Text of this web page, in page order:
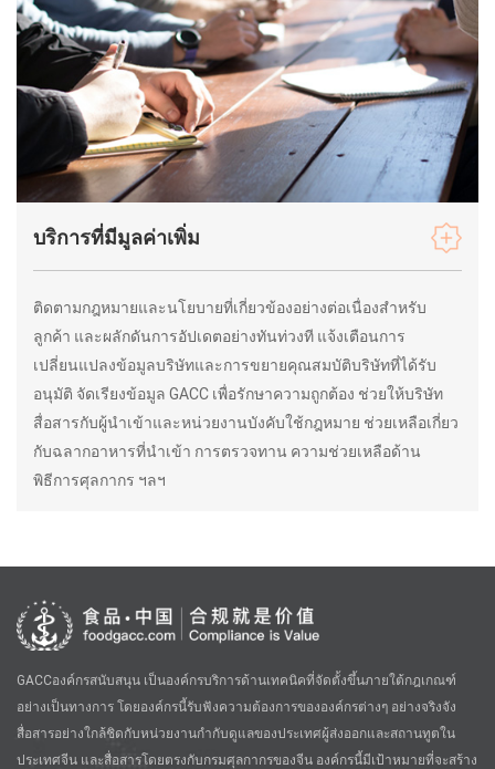
บริการที่มีมูลค่าเพิ่ม
ติดตามกฎหมายและนโยบายที่เกี่ยวข้องอย่างต่อเนื่องสำหรับ
ลูกค้า และผลักดันการอัปเดตอย่างทันท่วงที แจ้งเตือนการ
เปลี่ยนแปลงข้อมูลบริษัทและการขยายคุณสมบัติบริษัทที่ได้รับ
อนุมัติ จัดเรียงข้อมูล GACC เพื่อรักษาความถูกต้อง ช่วยให้บริษัท
สื่อสารกับผู้นำเข้าและหน่วยงานบังคับใช้กฎหมาย ช่วยเหลือเกี่ยว
กับฉลากอาหารที่นำเข้า การตรวจทาน ความช่วยเหลือด้าน
พิธีการศุลกากร ฯลฯ
GACCองค์กรสนับสนุน เป็นองค์กรบริการด้านเทคนิคที่จัดตั้งขึ้นภายใต้กฎเกณฑ์
อย่างเป็นทางการ โดยองค์กรนี้รับฟังความต้องการขององค์กรต่างๆ อย่างจริงจัง
สื่อสารอย่างใกล้ชิดกับหน่วยงานกำกับดูแลของประเทศผู้ส่งออกและสถานทูตใน
ประเทศจีน และสื่อสารโดยตรงกับกรมศุลกากรของจีน องค์กรนี้มีเป้าหมายที่จะสร้าง